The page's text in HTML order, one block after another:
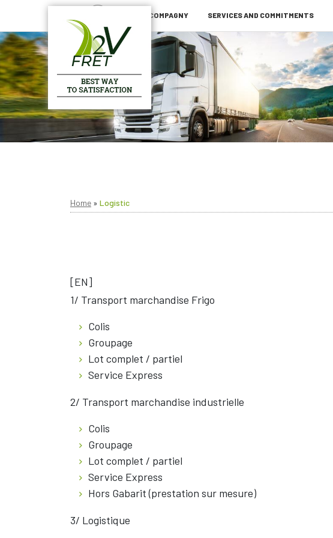
2V FRET COMPAGNY SERVICES AND COMMITMENTS
Home » Logistic
[EN]
1/ Transport marchandise Frigo
Colis
Groupage
Lot complet / partiel
Service Express
2/ Transport marchandise industrielle
Colis
Groupage
Lot complet / partiel
Service Express
Hors Gabarit (prestation sur mesure)
3/ Logistique